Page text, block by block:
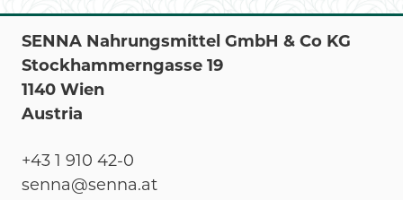
SENNA Nahrungsmittel GmbH & Co KG
Stockhammerngasse 19
1140 Wien
Austria
+43 1 910 42-0
senna@senna.at